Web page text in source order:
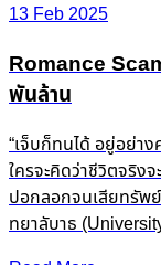
13 Feb 2025
Romance
พันล้าน
“เจ็บก็ทนได้ อยู่อย่าง
ใครจะคิดว่าชีวิตจริง
ปอกลอกจนเสียทรัพ
ทยาลับาธ